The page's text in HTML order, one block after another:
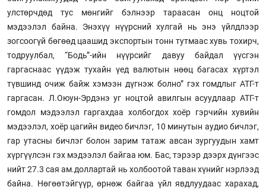
улстөрчдөд тус мөнгийг бэлнээр тараасан онц ноцтой
мэдээлэл байна. Энэхүү нүүрсний хулгай нь энэ үйлдлээр
зогсоогүй бөгөөд цаашид экспортын тонн тутмаас хувь тохирч,
тодруулбал, “Бодь”-ийн нүүрсийг давуу байдал үүсгэн
гаргаснаас үүдэж тухайн үед валютын нөөц багасах хүртэл
түвшинд очиж байж хэмээн дүгнэж болно” гэх гомдлыг АТГ-т
гаргасан. Л.Оюун-Эрдэнэ уг ноцтой авилгын асуудлаар АТГ-т
гомдол мэдээлэл гаргахдаа холбогдох хоёр гэрчийн хувийн
мэдээлэл, хоёр цагийн видео бичлэг, 10 минутын аудио бичлэг,
гар утасны бичлэг болон зарим татаж авсан зургуудын хамт
хүргүүлсэн гэх мэдээлэл байгаа юм. Бас, тэрээр дээрх дүнгээс
нийт 27.3 сая ам.доллартай нь холбоотой таван хүнийг нэрлээд
байна. Нөгөөтэйгүүр, өрнөж байгаа үйл явдлуудаас харахад,